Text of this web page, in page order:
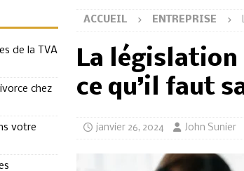
chez le notaire quelles sont les démarches à suivre
sur alcool : les droits et obligations des distributeurs
se conformer aux exigences de la TVA sur alcool
ACCUEIL ENTREPRISE
La
ce qu’il faut
janvier 26, 2024 John Sunier
de la TVA
chez
votre